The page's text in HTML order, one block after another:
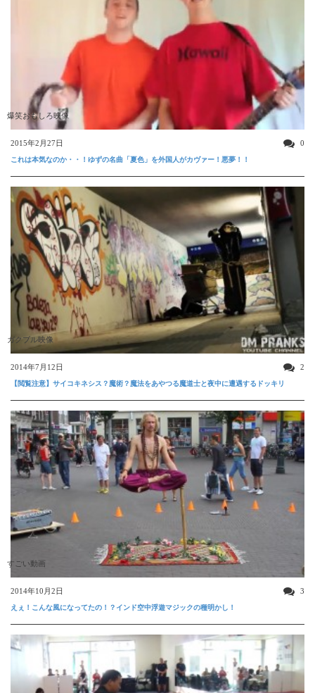
爆笑おもしろ映像
2015年2月27日 0
これは本気なのか・・！ゆずの名曲「夏色」を外国人がカヴァー！悪夢！！
ガクブル映像
2014年7月12日 2
【閲覧注意】サイコキネシス？魔術？魔法をあやつる魔道士と夜中に遭遇するドッキリ
すごい動画
2014年10月2日 3
えぇ！こんな風になってたの！？インド空中浮遊マジックの種明かし！